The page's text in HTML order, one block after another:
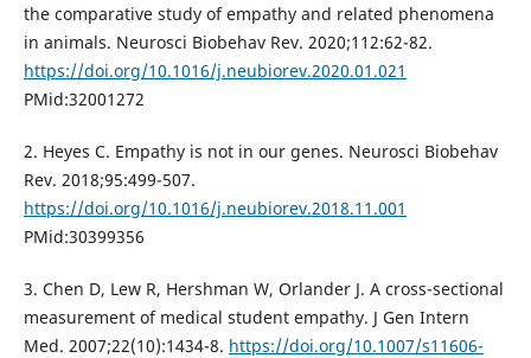
the comparative study of empathy and related phenomena
in animals. Neurosci Biobehav Rev. 2020;112:62-82.
https://doi.org/10.1016/j.neubiorev.2020.01.021
PMid:32001272
2. Heyes C. Empathy is not in our genes. Neurosci Biobehav
Rev. 2018;95:499-507.
https://doi.org/10.1016/j.neubiorev.2018.11.001
PMid:30399356
3. Chen D, Lew R, Hershman W, Orlander J. A cross-sectional
measurement of medical student empathy. J Gen Intern
Med. 2007;22(10):1434-8. https://doi.org/10.1007/s11606-